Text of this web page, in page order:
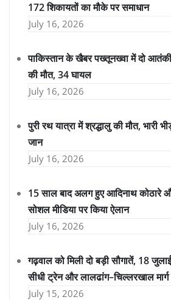
172 शिकायतों का मौके पर समाधान
July 16, 2026
पाकिस्तान के खैबर पख्तूनख्वा में दो
की मौत, 34 घायल
July 16, 2026
पुरी रथ यात्रा में श्रद्धालु की मौत, भारी
जान
July 16, 2026
15 साल बाद अलग हुए आदिनाथ कोठारे
सोशल मीडिया पर किया ऐलान
July 16, 2026
गढ़वाल को मिली दो बड़ी सौगातें, 18
सीधी ट्रेन और लालढांग–चिल्लरखाल मार्ग
July 15, 2026